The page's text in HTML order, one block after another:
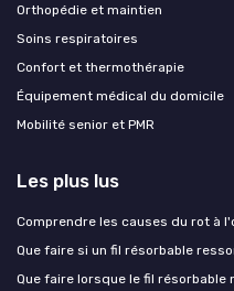
Orthopédie et maintien
Soins respiratoires
Confort et thermothérapie
Équipement médical du domicile
Mobilité senior et PMR
Les plus lus
Comprendre les causes du rot à
Que faire si un fil résorbable
Que faire lorsque le fil résorbable